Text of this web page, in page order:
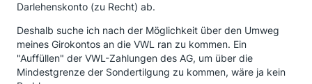
Darlehenskonto (zu Recht) ab.
Deshalb suche ich nach der Möglichkeit über den Umweg
meines Girokontos an die VWL ran zu kommen. Ein
"Auffüllen" der VWL-Zahlungen des AG, um über die
Mindestgrenze der Sondertilgung zu kommen, wäre ja kein